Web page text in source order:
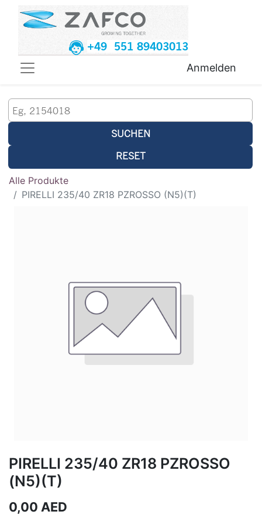
+49 551 89403013
Anmelden
SUCHEN
RESET
Alle Produkte
PIRELLI 235/40 ZR18 PZROSSO (N5)(T)
PIRELLI 235/40 ZR18 PZROSSO
(N5)(T)
0,00 AED